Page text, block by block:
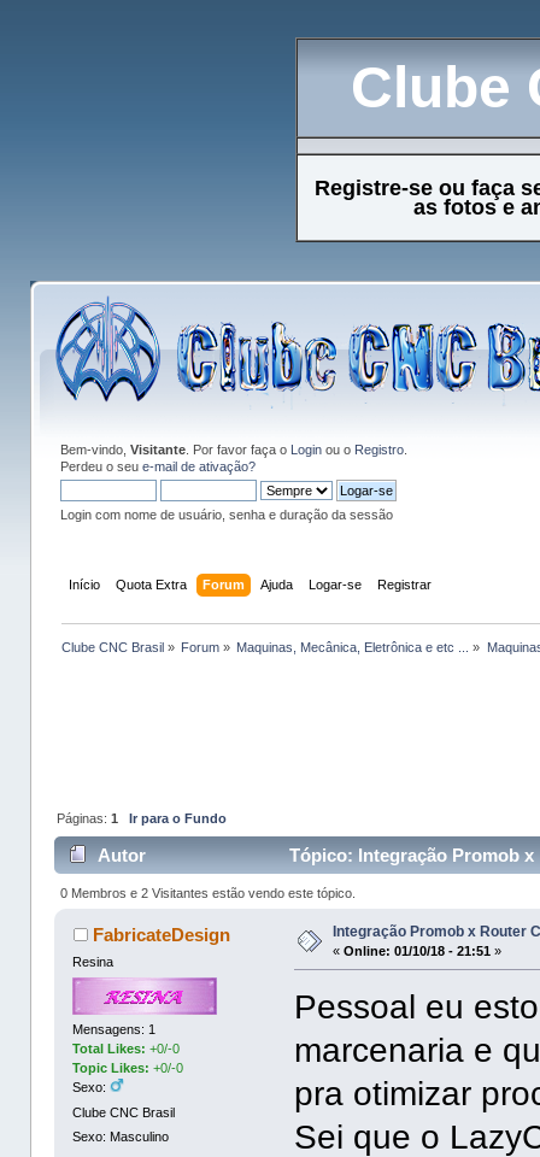
Clube
Registre-se ou faça
as fotos e
Bem-vindo, Visitante. Por favor faça o Loginou o Registro.
Perdeu o seu e-mail de ativação?
Login com nome de usuário, senha e duração da sessão
Início Quota Extra Forum Ajuda Logar-se Registrar
Clube CNC Brasil» Forum » Maquinas, Mecânica, Eletrônica e etc ... »
Páginas: 1 Ir para o Fundo
Autor Tópico: Integração Promob
0 Membros e 2 Visitantes estão vendo este tópico.
FabricateDesign
Resina
Mensagens: 1
Total Likes:+0/-0
Topic Likes: +0/-0
Sexo:
Clube CNC Brasil
Sexo: Masculino
Integração Promob x Router
«Online: 01/10/18 - 21:51 »
Pessoal eu
marcenaria e
pra otimizar
Sei que o